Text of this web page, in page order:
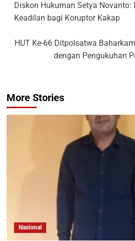
Diskon Hukuman Setya Novanto:
Keadilan bagi Koruptor Kakap
HUT Ke-66 Ditpolsatwa
dengan Pengukuhan
More Stories
Nasional